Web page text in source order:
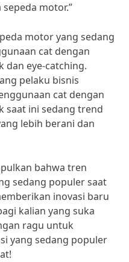
motor.”
motor yang sedang
cat dengan
dan eye-catching.
pelaku bisnis
cat dengan
saat ini sedang trend
lebih berani dan
bahwa tren
sedang populer saat
inovasi baru
kalian yang suka
ragu untuk
yang sedang populer